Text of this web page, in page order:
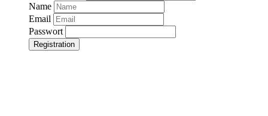
Name
Email
Passwort
Registration